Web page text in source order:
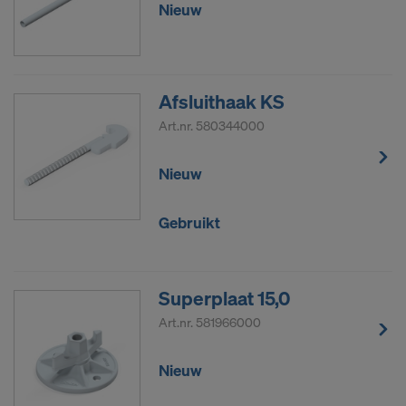
Nieuw
Afsluithaak KS
Art.nr. 580344000
Nieuw
Gebruikt
Superplaat 15,0
Art.nr. 581966000
Nieuw